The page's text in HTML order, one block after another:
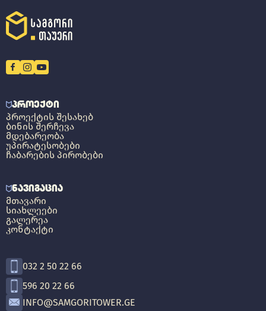
ᲞᲠᲝᲔᲥᲢᲘ
ᲞᲠᲝᲔᲥᲢᲘᲡ ᲨᲔᲡᲐᲮᲔᲑ
ᲑᲘᲜᲘᲡ ᲨᲔᲠᲩᲔᲕᲐ
ᲛᲓᲔᲑᲐᲠᲔᲝᲑᲐ
ᲣᲞᲘᲠᲐᲢᲔᲡᲝᲑᲔᲑᲘ
ᲩᲐᲑᲐᲠᲔᲑᲘᲡ ᲞᲘᲠᲝᲑᲔᲑᲘ
ᲜᲐᲕᲘᲒᲐᲪᲘᲐ
ᲛᲗᲐᲕᲐᲠᲘ
ᲡᲘᲐᲮᲚᲔᲔᲑᲘ
ᲒᲐᲚᲔᲠᲔᲐ
ᲙᲝᲜᲢᲐᲥᲢᲘ
032 2 50 22 66
596 20 22 66
INFO@SAMGORITOWER.GE